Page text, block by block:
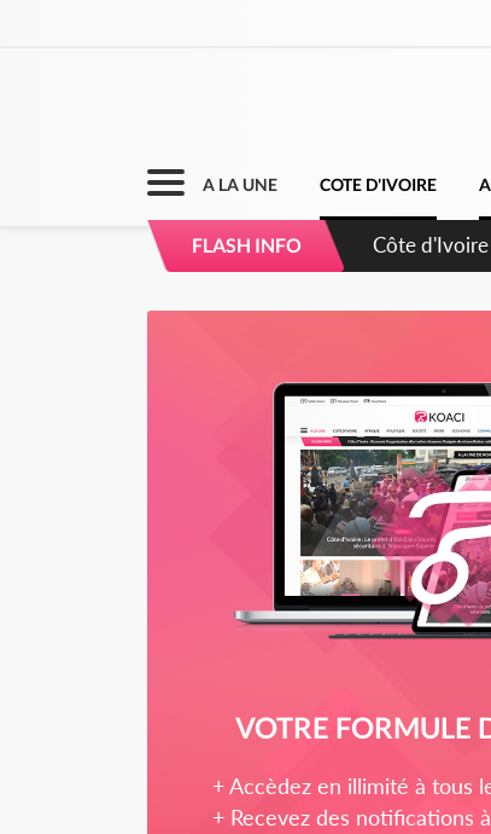
A LA UNE COTE D'IVOIRE
FLASH INFO
Côte
VOTRE FORMULE
+ Accèdez en illimité à tous
+ Recevez des notifications